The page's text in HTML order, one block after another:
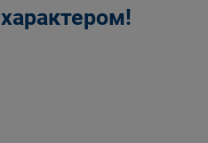
характером!